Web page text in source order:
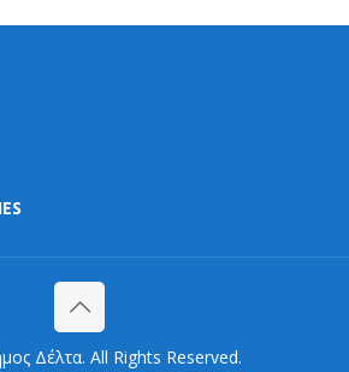
Δέλτα. All Rights Reserved.